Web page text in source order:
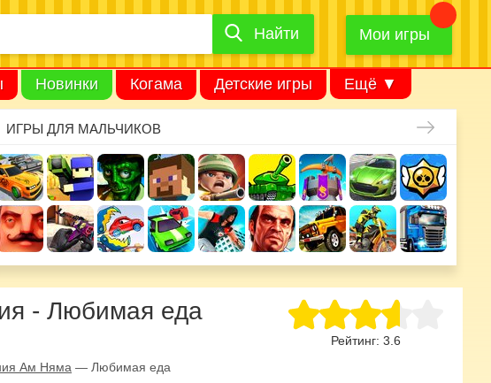
Найти
Найти Мои игры
Новинки Когама Детские игры Ещё ▼
ИГРЫ ДЛЯ МАЛЬЧИКОВ
Рейтинг: 3.6
- Любимая еда
Ам Няма — Любимая еда